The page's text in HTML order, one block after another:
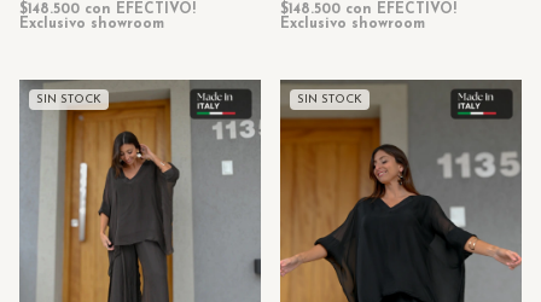
$148.500 con EFECTIVO!
Exclusivo showroom
$148.500 con EFECTIVO!
Exclusivo showroom
SIN STOCK SIN STOCK